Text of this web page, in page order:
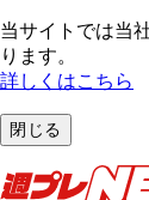
当サイトでは当
ります。
詳しくはこちら
閉じる